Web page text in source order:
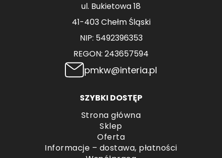
ul. Bukietowa 18
41-403 Chełm Śląski
NIP: 5492396353
REGON: 243657594
pmkw@interia.pl
SZYBKI DOSTĘP
Strona główna
Sklep
Oferta
Informacje – dostawa, płatności